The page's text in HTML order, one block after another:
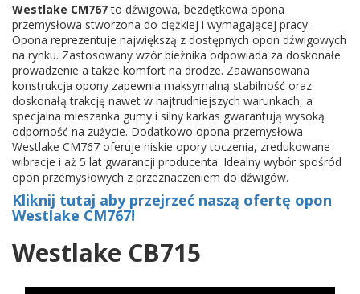
Westlake CM767to dźwigowa, bezdętkowa opona
przemysłowa stworzona do ciężkiej i wymagającej pracy.
Opona reprezentuje największą z dostępnych opon dźwigowych
na rynku. Zastosowany wzór bieżnika odpowiada za doskonałe
prowadzenie a także komfort na drodze. Zaawansowana
konstrukcja opony zapewnia maksymalną stabilność oraz
doskonałą trakcję nawet w najtrudniejszych warunkach, a
specjalna mieszanka gumy i silny karkas gwarantują wysoką
odporność na zużycie. Dodatkowo opona przemysłowa
Westlake CM767 oferuje niskie opory toczenia, zredukowane
wibracje i aż 5 lat gwarancji producenta. Idealny wybór spośród
opon przemysłowych z przeznaczeniem do dźwigów.
Kliknij tutaj aby przejrzeć naszą ofertę opon
Westlake CM767!
Westlake CB715